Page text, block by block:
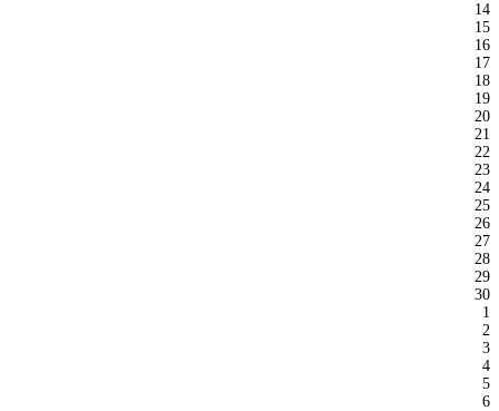
14
15
16
17
18
19
20
21
22
23
24
25
26
27
28
29
30
1
2
3
4
5
6